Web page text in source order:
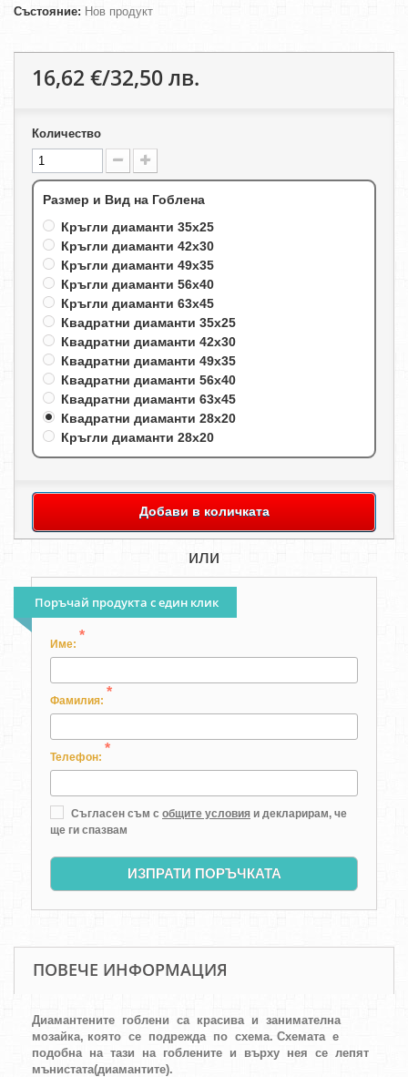
Състояние: Нов продукт
16,62 €/32,50 лв.
Количество
Размер и Вид на Гоблена
Кръгли диаманти 35х25
Кръгли диаманти 42х30
Кръгли диаманти 49х35
Кръгли диаманти 56х40
Кръгли диаманти 63х45
Квадратни диаманти 35х25
Квадратни диаманти 42х30
Квадратни диаманти 49х35
Квадратни диаманти 56х40
Квадратни диаманти 63х45
Квадратни диаманти 28х20
Кръгли диаманти 28х20
Добави в количката
или
Поръчай продукта с един клик
Име:
*
Фамилия:
*
Телефон:
*
Съгласен съм с общите условия и декларирам, че
ще ги спазвам
ИЗПРАТИ ПОРЪЧКАТА
ПОВЕЧЕ ИНФОРМАЦИЯ
Диамантените гоблени са красива и занимателна
мозайка, която се подрежда по схема. Схемата е
подобна на тази на гоблените и върху нея се лепят
мънистата(диамантите).